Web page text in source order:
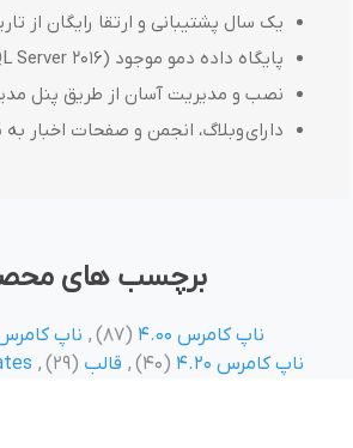
یک سال پشتیبانی و ارتقا رایگان از
پایگاه داده دمو موجود (MSSQL Server 2016 یا بالاتر)
نصب و مدیریت آسان از طریق پنل
دارای وبلاگ، انجمن و صفحات اخبار
برچسب های
ناپ کامرس 4.00 (87)
, ناپ کامرس
ناپ کامرس 4.20
(40)
, قالب (29)
,